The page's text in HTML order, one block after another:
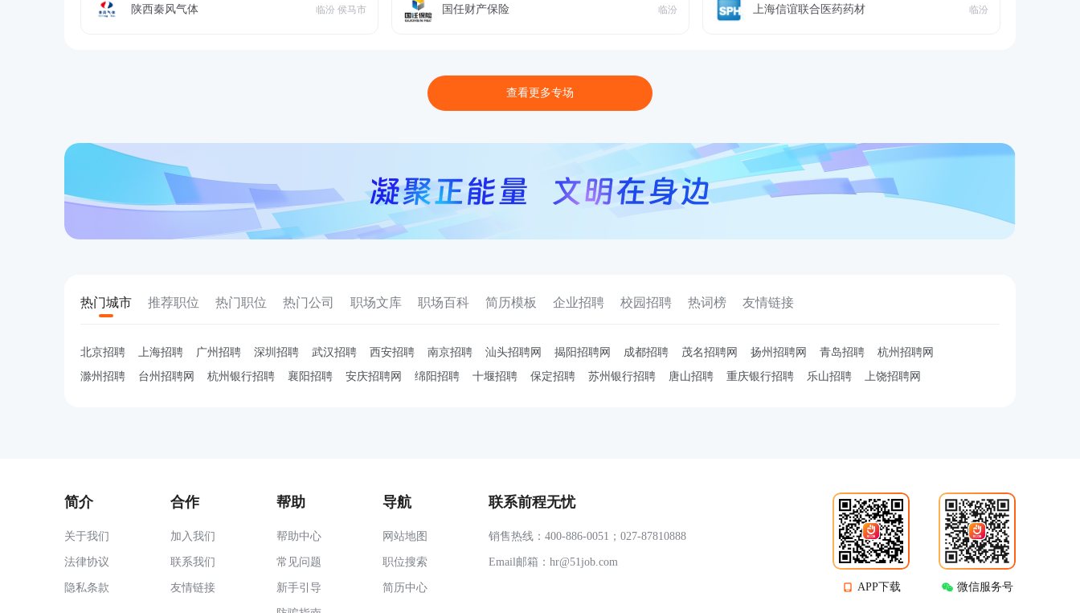
管理客户关系
扩大销售额
陕西秦风气体 临汾 侯马市
保险
五险一金 专业培训
年终奖金
定期体检
国任财产保险 临汾
节日福利
带薪年假 周末双休
员工旅游
上海信谊联合医药药材 临汾
查看更多专场
热门城市 推荐职位 热门职位 热门公司 职场文库 职场百科 简历模板 企业招聘 校园招聘 热词榜 友情链接
北京招聘 上海招聘 广州招聘 深圳招聘 武汉招聘 西安招聘 南京招聘 汕头招聘网 揭阳招聘网 成都招聘 茂名招聘网 扬州招聘网 青岛招聘
杭州招聘网
滁州招聘
台州招聘网 杭州银行招聘 襄阳招聘 安庆招聘网 绵阳招聘 十堰招聘 保定招聘 苏州银行招聘 唐山招聘 重庆银行招聘 乐山招聘 上饶招聘网
简介
关于我们
法律协议
隐私条款
合作
加入我们
联系我们
友情链接
帮助
帮助中心
常见问题
新手引导
导航
网站地图
职位搜索
简历中心
联系前程无忧
销售热线：400-886-0051；027-87810888
Email邮箱： hr@51job.com
APP下载 微信服务号